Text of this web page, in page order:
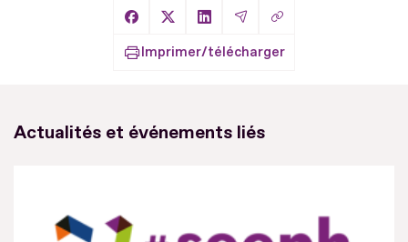
Partager sur Facebook
Partager sur X
Partager sur LinkedIn
Partager par Email
Copier le lien
Imprimer/télécharger
Actualités et événements liés